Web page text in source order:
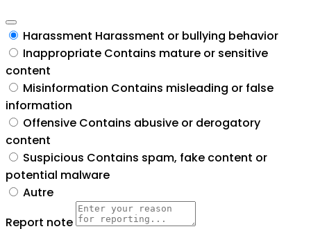
Harassment Harassment or bullying behavior
Inappropriate Contains mature or sensitive
content
Misinformation Contains misleading or false
information
Offensive Contains abusive or derogatory
content
Suspicious Contains spam, fake content or
potential malware
Autre
Report note